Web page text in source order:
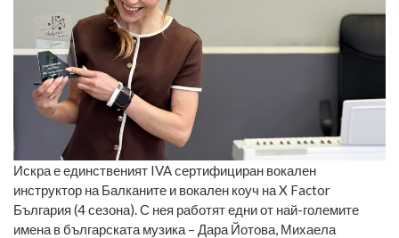
Искра е единственият IVA сертифициран вокален
инструктор на Балканите и вокален коуч на X Factor
България (4 сезона). С нея работят едни от най-големите
имена в българската музика – Дара Йотова, Михаела